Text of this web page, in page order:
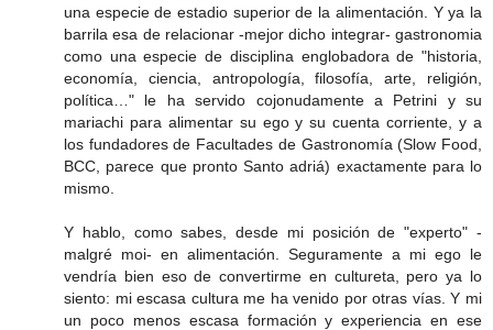
una especie de estadio superior de la alimentación. Y ya la
barrila esa de relacionar -mejor dicho integrar- gastronomia
como una especie de disciplina englobadora de "historia,
economía, ciencia, antropología, filosofía, arte, religión,
política…" le ha servido cojonudamente a Petrini y su
mariachi para alimentar su ego y su cuenta corriente, y a
los fundadores de Facultades de Gastronomía (Slow Food,
BCC, parece que pronto Santo adriá) exactamente para lo
mismo.
Y hablo, como sabes, desde mi posición de "experto" -
malgré moi- en alimentación. Seguramente a mi ego le
vendría bien eso de convertirme en cultureta, pero ya lo
siento: mi escasa cultura me ha venido por otras vías. Y mi
un poco menos escasa formación y experiencia en ese